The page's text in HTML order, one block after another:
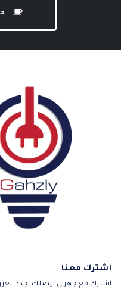
أشترك معنا
اشترك مع جهزلي ليصلك اجدد